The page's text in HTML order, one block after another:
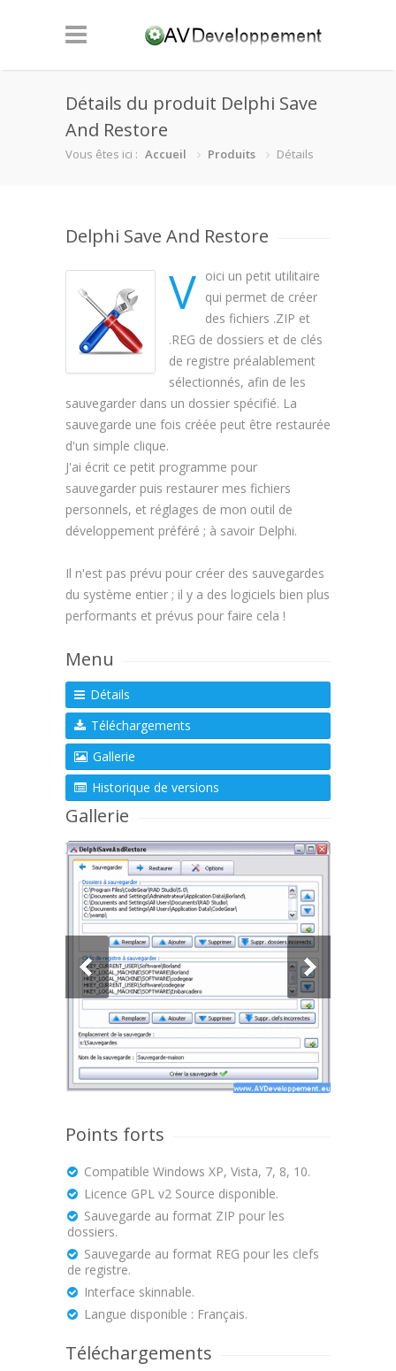
Détails du produit Delphi Save
And Restore
Vous êtes ici : Accueil Produits Détails
Delphi Save And Restore
V oici un petit utilitaire
qui permet de créer
des fichiers .ZIP et
.REG de dossiers et de clés
de registre préalablement
sélectionnés, afin de les
sauvegarder dans un dossier spécifié. La
sauvegarde une fois créée peut être restaurée
d'un simple clique.
J'ai écrit ce petit programme pour
sauvegarder puis restaurer mes fichiers
personnels, et réglages de mon outil de
développement préféré ; à savoir Delphi.
Il n'est pas prévu pour créer des sauvegardes
du système entier ; il y a des logiciels bien plus
performants et prévus pour faire cela !
Menu
Détails
Téléchargements
Gallerie
Historique de versions
Gallerie
Points forts
Compatible Windows XP, Vista, 7, 8, 10.
Licence GPL v2 Source disponible.
Sauvegarde au format ZIP pour les
dossiers.
Sauvegarde au format REG pour les clefs
de registre.
Interface skinnable.
Langue disponible : Français.
Téléchargements